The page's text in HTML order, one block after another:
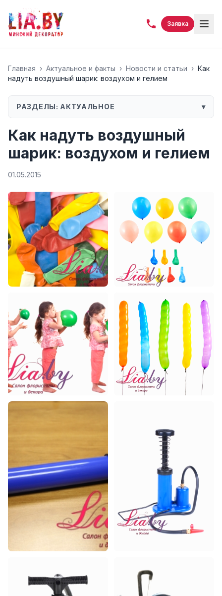
Заявка
Главная › Актуальное и факты › Новости и статьи › Как
надуть воздушный шарик: воздухом и гелием
РАЗДЕЛЫ: АКТУАЛЬНОЕ ▾
Как надуть воздушный
шарик: воздухом и гелием
01.05.2015